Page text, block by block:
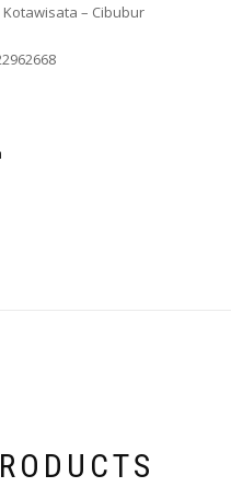
– Cibubur